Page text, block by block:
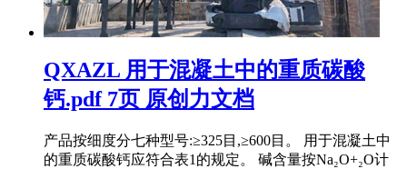
QXAZL 用于混凝土中的重质碳酸
钙.pdf 7页 原创力文档
产品按细度分七种型号:≥325目,≥600目。 用于混凝土中
的重质碳酸钙应符合表1的规定。 碱含量按Na₂O+₂O计